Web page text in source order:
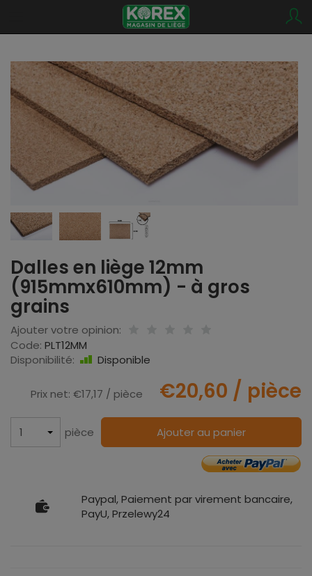
Dalles en liège 12mm
(915mmx610mm) - à gros
grains
Ajouter votre opinion:
Code: PLT12MM
Disponibilité:
Disponible
Prix net: €17,17 / pièce €20,60 / pièce
pièce Ajouter au panier
Paypal, Paiement par virement bancaire,
PayU, Przelewy24